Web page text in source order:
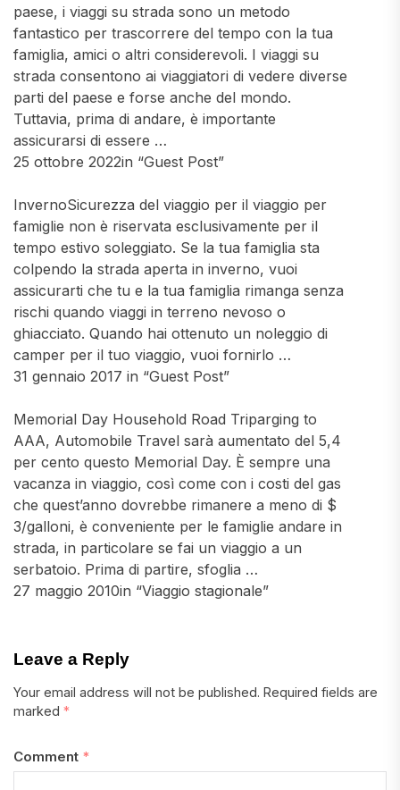
paese, i viaggi su strada sono un metodo
fantastico per trascorrere del tempo con la tua
famiglia, amici o altri considerevoli. I viaggi su
strada consentono ai viaggiatori di vedere diverse
parti del paese e forse anche del mondo.
Tuttavia, prima di andare, è importante
assicurarsi di essere …
25 ottobre 2022in “Guest Post”
InvernoSicurezza del viaggio per il viaggio per
famiglie non è riservata esclusivamente per il
tempo estivo soleggiato. Se la tua famiglia sta
colpendo la strada aperta in inverno, vuoi
assicurarti che tu e la tua famiglia rimanga senza
rischi quando viaggi in terreno nevoso o
ghiacciato. Quando hai ottenuto un noleggio di
camper per il tuo viaggio, vuoi fornirlo …
31 gennaio 2017 in “Guest Post”
Memorial Day Household Road Triparging to
AAA, Automobile Travel sarà aumentato del 5,4
per cento questo Memorial Day. È sempre una
vacanza in viaggio, così come con i costi del gas
che quest’anno dovrebbe rimanere a meno di $
3/galloni, è conveniente per le famiglie andare in
strada, in particolare se fai un viaggio a un
serbatoio. Prima di partire, sfoglia …
27 maggio 2010in “Viaggio stagionale”
Leave a Reply
Your email address will not be published. Required fields are
marked *
Comment *